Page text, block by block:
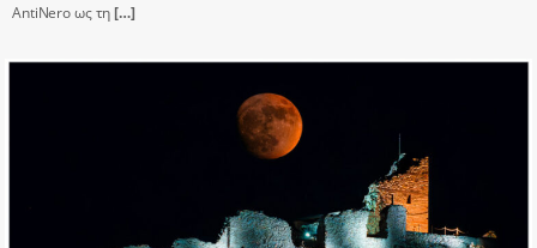
AntiNero ως τη[…]